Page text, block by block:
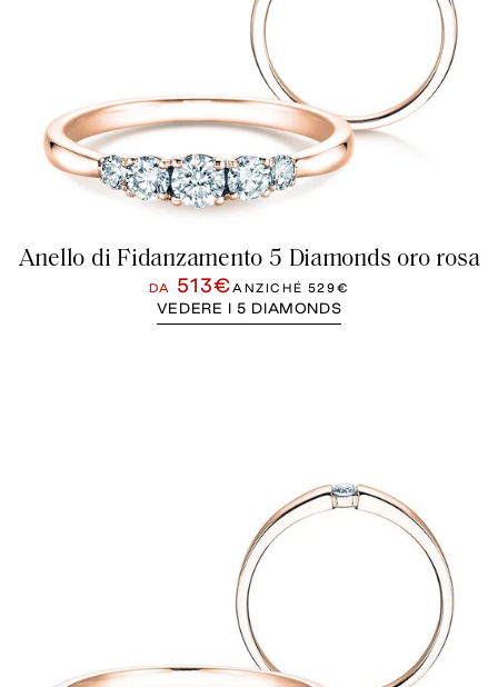
Anello di Fidanzamento 5 Diamonds oro rosa
DA 513€ANZICHÉ 529€
VEDERE I 5 DIAMONDS